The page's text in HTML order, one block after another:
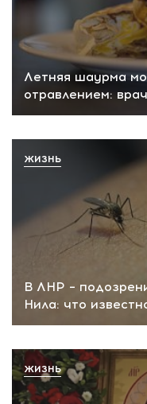
Летняя шаурма
отравлением:
В ЛНР –
Нила: что
ЖИЗНЬ
ЖИЗНЬ